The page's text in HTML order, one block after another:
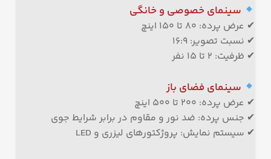
سینمای خصوصی و خانگی
✔ عرض پرده: ۸۰ تا ۱۵۰ اینچ
✔ نسبت تصویر: ۱۶:۹
✔ ظرفیت: ۲ تا ۱۵ نفر
سینمای فضای باز
✔ عرض پرده: ۲۰۰ تا ۵۰۰ اینچ
✔ جنس پرده: ضد نور و مقاوم در برابر شرایط جوی
✔ سیستم نمایش: پروژکتورهای لیزری و LED